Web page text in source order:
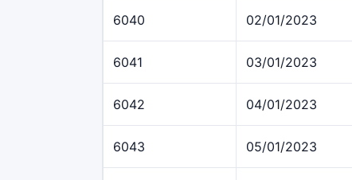
6040 02/01/2023
6041 03/01/2023
6042 04/01/2023
6043 05/01/2023